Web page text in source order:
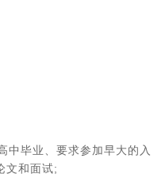
中毕业、要求参加早大的入
文和面试;